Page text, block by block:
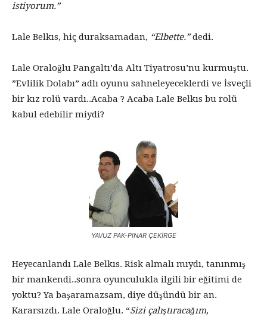
istiyorum.”
Lale Belkıs, hiç duraksamadan, “Elbette.”dedi.
Lale Oraloğlu Pangaltı’da Altı Tiyatrosu’nu kurmuştu.
”Evlilik Dolabı” adlı oyunu sahneleyeceklerdi ve İsveçli
bir kız rolü vardı..Acaba ? Acaba Lale Belkıs bu rolü
kabul edebilir miydi?
YAVUZ PAK-PINAR ÇEKİRGE
Heyecanlandı Lale Belkıs. Risk almalı mıydı, tanınmış
bir mankendi..sonra oyunculukla ilgili bir eğitimi de
yoktu? Ya başaramazsam, diye düşündü bir an.
Kararsızdı. Lale Oraloğlu. “Sizi çalıştıracağım,